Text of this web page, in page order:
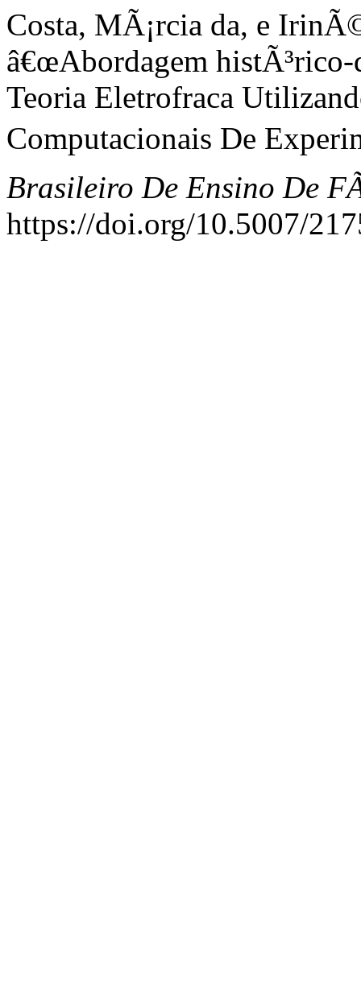
Costa, MÃ¡rcia da, e
â€œAbordagem
Teoria Eletrofraca
Computacionais De
Brasileiro De Ensino De
https://doi.org/10.5007/